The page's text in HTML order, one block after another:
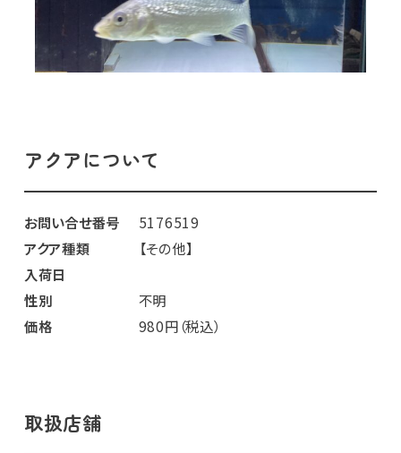
アクアについて
お問い合せ番号
5176519
アクア種類
【その他】
入荷日
性別
不明
価格
980円（税込）
取扱店舗